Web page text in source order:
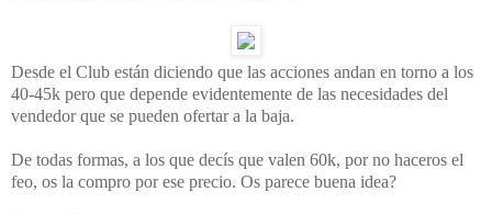
Desde el Club están diciendo que las acciones andan en torno a los
40-45k pero que depende evidentemente de las necesidades del
vendedor que se pueden ofertar a la baja.
De todas formas, a los que decís que valen 60k, por no haceros el
feo, os la compro por ese precio. Os parece buena idea?